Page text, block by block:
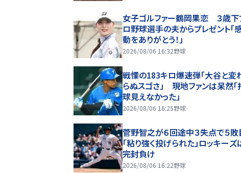
女子ゴルファー鶴岡果恋 ３歳下
ロ野球選手の夫からプレゼント「
動をありがとう！」
2026/08/06 16:32野球
戦慄の183キロ爆速弾「大谷と変
らぬスゴさ」 現地ファンは呆然「
球見えなかった」
2026/08/06 16:25野球
菅野智之が６回途中３失点で５敗
「粘り強く投げられた」ロッキーズ
完封負け
2026/08/06 16:22野球